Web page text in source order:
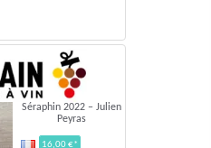
Séraphin 2022 – Julien
Peyras
16,00 €*